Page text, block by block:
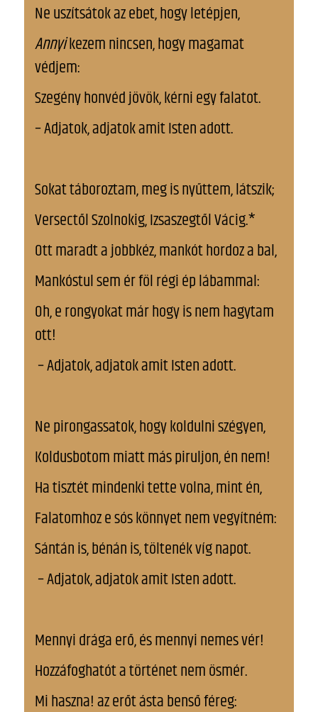
Ne uszítsátok az ebet, hogy letépjen,
Annyikezem nincsen, hogy magamat
védjem:
Szegény honvéd jövök, kérni egy falatot.
– Adjatok, adjatok amit Isten adott.
Sokat táboroztam, meg is nyűttem, látszik;
Versectől Szolnokig, Izsaszegtől Vácig.*
Ott maradt a jobbkéz, mankót hordoz a bal,
Mankóstul sem ér föl régi ép lábammal:
Oh, e rongyokat már hogy is nem hagytam
ott!
– Adjatok, adjatok amit Isten adott.
Ne pirongassatok, hogy koldulni szégyen,
Koldusbotom miatt más piruljon, én nem!
Ha tisztét mindenki tette volna, mint én,
Falatomhoz e sós könnyet nem vegyítném:
Sántán is, bénán is, töltenék víg napot.
– Adjatok, adjatok amit Isten adott.
Mennyi drága erő, és mennyi nemes vér!
Hozzáfoghatót a történet nem ösmér.
Mi haszna! az erőt ásta benső féreg: